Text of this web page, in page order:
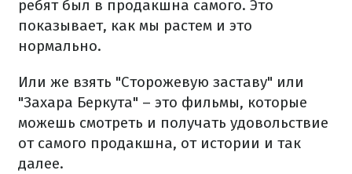
ребят был в продакшна самого. Это
показывает, как мы растем и это
нормально.
Или же взять "Сторожевую заставу" или
"Захара Беркута" – это фильмы, которые
можешь смотреть и получать удовольствие
от самого продакшна, от истории и так
далее.